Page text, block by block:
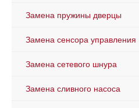
Замена пружины дверцы
Замена сенсора управления
Замена сетевого шнура
Замена сливного насоса